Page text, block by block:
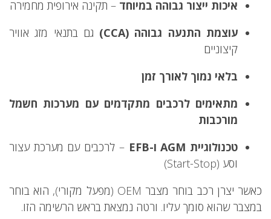
איכות ייצור גבוהה במיוחד – תקינה אירופית מחמירה
עוצמת התנעה גבוהה (CCA)
גם בתנאי מזג אוויר
קיצוניים
בלאי נמוך לאורך זמן
מתאימים לרכבים מתקדמים עם מערכות חשמל
מורכבות
טכנולוגיית AGM ו-EFB
– לרכבים עם מערכת עצור
וסע (Start-Stop)
כאשר יצרן רכב בוחר מצבר OEM (מפעל מקורי), הוא בוחר
במצבר שהוא סומך עליו. ורטה נמצאת בראש הרשימה הזו.